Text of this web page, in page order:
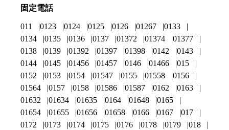
固定電話
011 0123 0124 0125 0126 01267
0133
0134
0135 0136 0137 01372 01374
01377
0138
0139 01392 01397 01398 0142
0143
0144
0145 01456 01457 0146 01466
015
0152
0153 0154 01547 0155 01558
0156
01564
0157 0158 01586 01587 0162
0163
01632
01634 01635 0164 01648
0165
01654
01655 01656 01658 0166 0167
017
0172
0173 0174 0175 0176 0178 0179
018